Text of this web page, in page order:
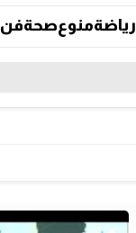
رياضةمنوعصحةفن